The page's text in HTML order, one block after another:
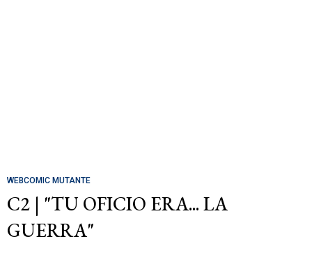
WEBCOMIC MUTANTE
C2 | "TU OFICIO ERA... LA
GUERRA"